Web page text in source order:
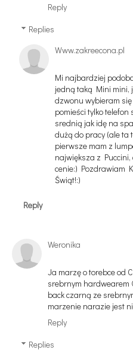
Reply
Replies
Www.zakreecona.pl
Mi najbardziej
jedną taką Mini mini,
dzwonu wybieram
pomieści tylko telefon
srednią jak idę na
dużą do pracy (ale ta
pierwsze mam z
największa z
cenie:) Pozdrawiam
Świąt!:)
Reply
Weronika
Ja marzę o torebce od
srebrnym hardwearem
back czarną ze
marzenie narazie jest
Reply
Replies